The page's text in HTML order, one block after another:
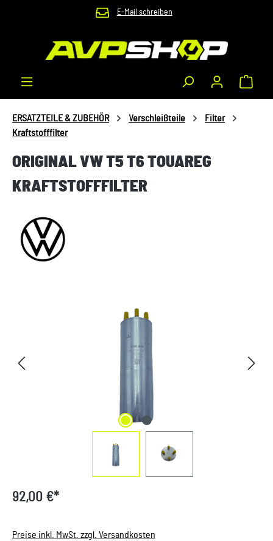
Zum Hauptinhalt springen E-Mail schreiben
ERSATZTEILE & ZUBEHÖR Verschleißteile
Filter
Kraftstofffilter
ORIGINAL VW T5 T6 TOUAREG
KRAFTSTOFFFILTER
92,00 €*
Preise inkl. MwSt. zzgl. Versandkosten